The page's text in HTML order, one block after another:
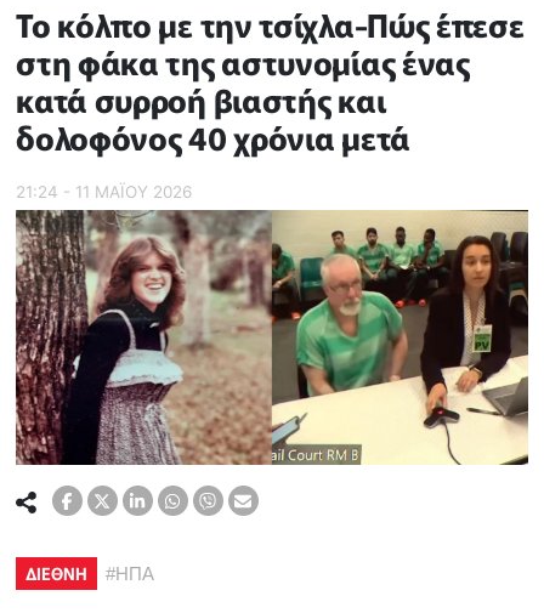
Το κόλπο με την τσίχλα-Πώς έπεσε
στη φάκα της αστυνομίας ένας
κατά συρροή βιαστής και
δολοφόνος 40 χρόνια μετά
21:24 - 11 ΜΑΪ́ΟΥ 2026
ΔΙΕΘΝΗ #ΗΠΑ